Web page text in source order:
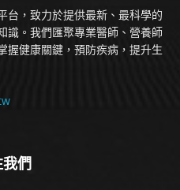
台，致力於提供最新、最科學的
識。我們匯聚專業醫師、營養師
握健康關鍵，預防疾病，提升生
我們